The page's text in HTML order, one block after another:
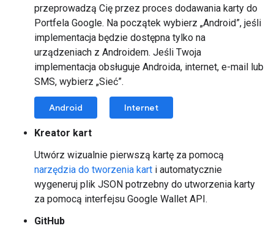
przeprowadzą Cię przez proces dodawania karty do
Portfela Google. Na początek wybierz „Android”, jeśli
implementacja będzie dostępna tylko na
urządzeniach z Androidem. Jeśli Twoja
implementacja obsługuje Androida, internet, e-mail lub
SMS, wybierz „Sieć”.
Android Internet
Kreator kart
Utwórz wizualnie pierwszą kartę za pomocą
narzędzia do tworzenia kart i automatycznie
wygeneruj plik JSON potrzebny do utworzenia karty
za pomocą interfejsu Google Wallet API.
GitHub